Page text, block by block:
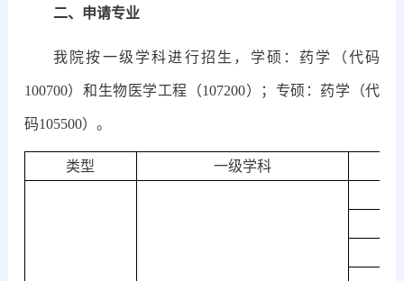
二、申请专业
我院按一级学科进行招生，学硕：药学（代码
100700）和生物医学工程（107200）；专硕：药学（代
码105500）。
类型 一级学科